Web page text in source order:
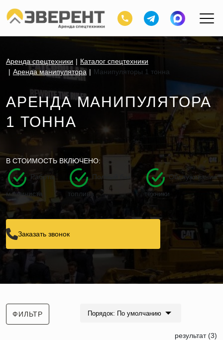
Аренда спецтехники
Каталог спецтехники
Аренда манипулятора
Манипуляторы 1 тонна
АРЕНДА МАНИПУЛЯТОРА
1 ТОННА
В СТОИМОСТЬ ВКЛЮЧЕНО:
Работа
машиниста
Полный бак
топлива
Обслуживание
техники
Заказать звонок
ФИЛЬТР Порядок: По умолчанию
результат (3)